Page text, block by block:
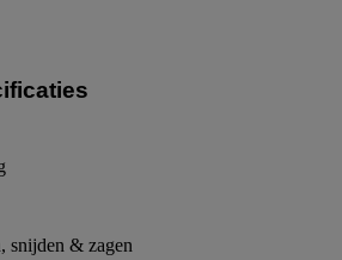
snijden & zagen